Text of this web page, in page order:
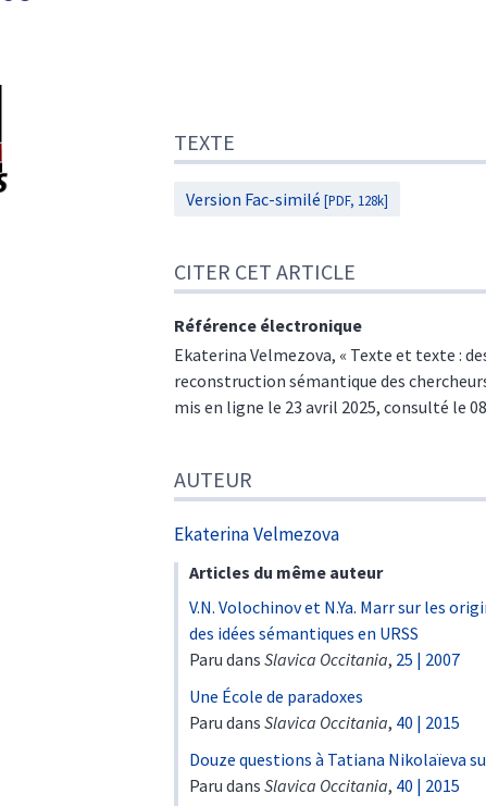
TEXTE
Version Fac-similé [PDF, 128k]
CITER CET ARTICLE
Référence électronique
Ekaterina Velmezova, « Texte et texte :
reconstruction sémantique des
mis en ligne le 23 avril 2025, consulté le
AUTEUR
EkaterinaVelmezova
Articles du même auteur
V.N. Volochinov et N.Ya. Marr sur les
des idées sémantiques en URSS
Paru dans Slavica Occitania, 25 | 2007
Une École de paradoxes
Paru dans Slavica Occitania, 40 | 2015
Douze questions à Tatiana Nikolaïeva
Paru dans Slavica Occitania, 40 | 2015